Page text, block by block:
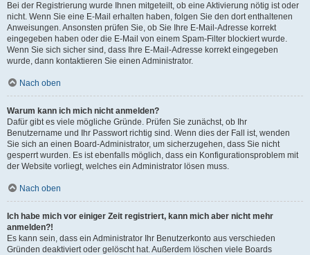
Bei der Registrierung wurde Ihnen mitgeteilt, ob eine Aktivierung nötig ist oder
nicht. Wenn Sie eine E-Mail erhalten haben, folgen Sie den dort enthaltenen
Anweisungen. Ansonsten prüfen Sie, ob Sie Ihre E-Mail-Adresse korrekt
eingegeben haben oder die E-Mail von einem Spam-Filter blockiert wurde.
Wenn Sie sich sicher sind, dass Ihre E-Mail-Adresse korrekt eingegeben
wurde, dann kontaktieren Sie einen Administrator.
Nach oben
Warum kann ich mich nicht anmelden?
Dafür gibt es viele mögliche Gründe. Prüfen Sie zunächst, ob Ihr
Benutzername und Ihr Passwort richtig sind. Wenn dies der Fall ist, wenden
Sie sich an einen Board-Administrator, um sicherzugehen, dass Sie nicht
gesperrt wurden. Es ist ebenfalls möglich, dass ein Konfigurationsproblem mit
der Website vorliegt, welches ein Administrator lösen muss.
Nach oben
Ich habe mich vor einiger Zeit registriert, kann mich aber nicht mehr
anmelden?!
Es kann sein, dass ein Administrator Ihr Benutzerkonto aus verschieden
Gründen deaktiviert oder gelöscht hat. Außerdem löschen viele Boards